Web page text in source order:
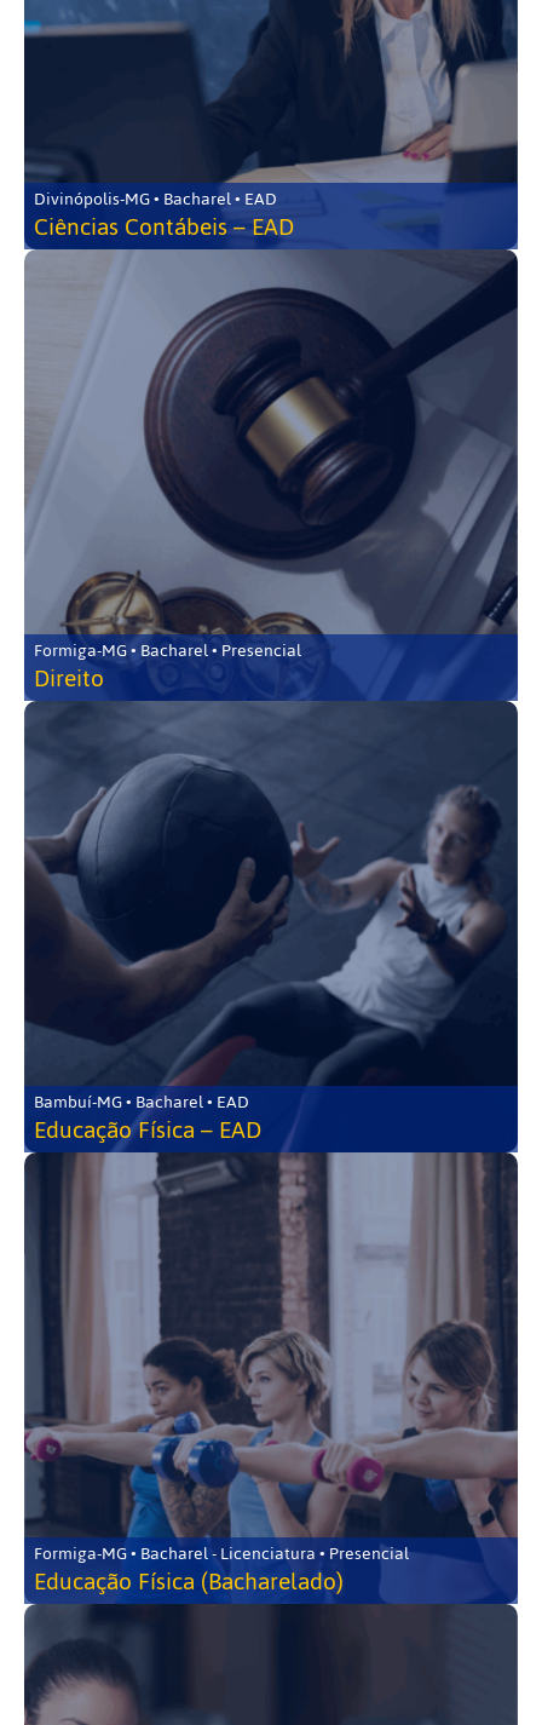
Divinópolis-MG • Bacharel • EAD
Ciências Contábeis – EAD
Formiga-MG • Bacharel • Presencial
Direito
Bambuí-MG • Bacharel • EAD
Educação Física – EAD
Formiga-MG • Bacharel - Licenciatura • Presencial
Educação Física (Bacharelado)